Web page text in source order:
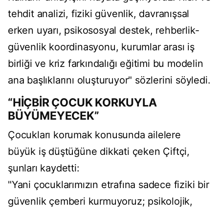
tehdit analizi, fiziki güvenlik, davranışsal
erken uyarı, psikososyal destek, rehberlik-
güvenlik koordinasyonu, kurumlar arası iş
birliği ve kriz farkındalığı eğitimi bu modelin
ana başlıklarını oluşturuyor" sözlerini söyledi.
“HİÇBİR ÇOCUK KORKUYLA
BÜYÜMEYECEK”
Çocukları korumak konusunda ailelere
büyük iş düştüğüne dikkati çeken Çiftçi,
şunları kaydetti:
"Yani çocuklarımızın etrafına sadece fiziki bir
güvenlik çemberi kurmuyoruz; psikolojik,